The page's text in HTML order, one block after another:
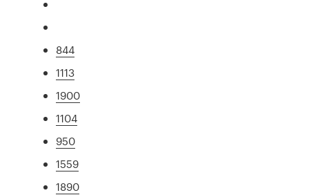
844
1113
1900
1104
950
1559
1890